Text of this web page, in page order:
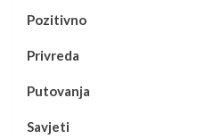
Pozitivno
Privreda
Putovanja
Savjeti